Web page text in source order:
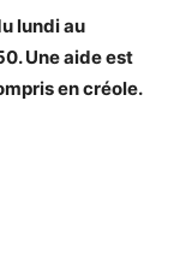
lundi au
Une aide est
en créole.